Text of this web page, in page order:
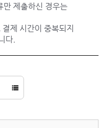
제출하신 경우는
제 시간이 중복되지
다.